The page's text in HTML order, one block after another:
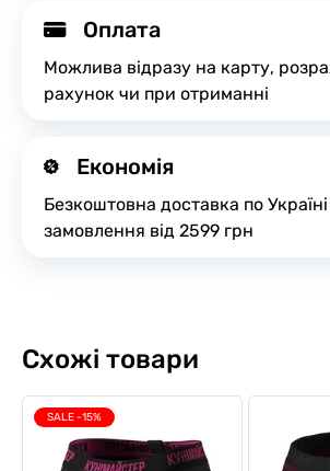
Оплата
Можлива відразу на карту,
рахунок чи при отриманні
Економія
Безкоштовна доставка по
замовлення від 2599 грн
Схожі товари
SALE -15%